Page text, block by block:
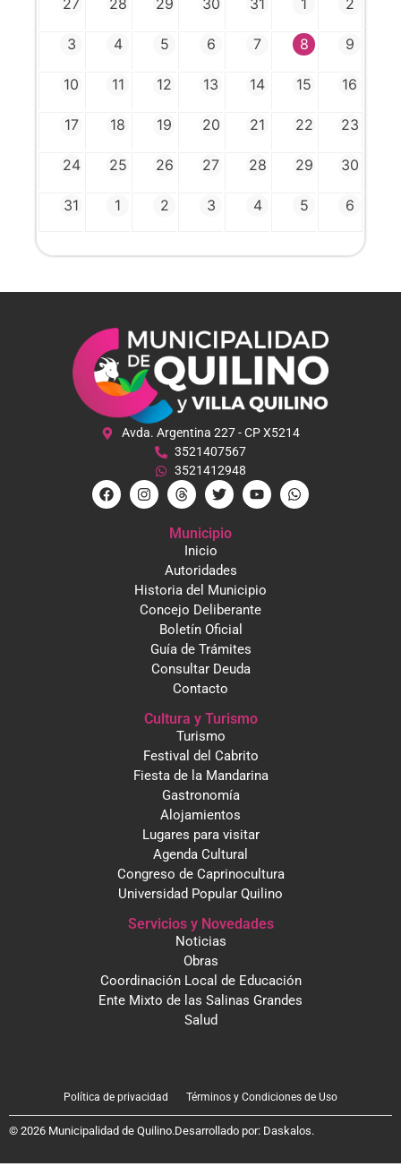
27
28 29 30 31 1 2
3 4 5 6 7 8 9
10 11 12 13 14 15 16
17 18 19 20 21 22 23
24 25 26 27 28 29 30
31 1 2 3 4 5 6
Avda. Argentina 227 - CP X5214
3521407567
3521412948
Municipio
Inicio
Autoridades
Historia del Municipio
Concejo Deliberante
Boletín Oficial
Guía de Trámites
Consultar Deuda
Contacto
Cultura y Turismo
Turismo
Festival del Cabrito
Fiesta de la Mandarina
Gastronomía
Alojamientos
Lugares para visitar
Agenda Cultural
Congreso de Caprinocultura
Universidad Popular Quilino
Servicios y Novedades
Noticias
Obras
Coordinación Local de Educación
Ente Mixto de las Salinas Grandes
Salud
Política de privacidad Términos y Condiciones de Uso
© 2026 Municipalidad de Quilino.Desarrollado por: Daskalos.